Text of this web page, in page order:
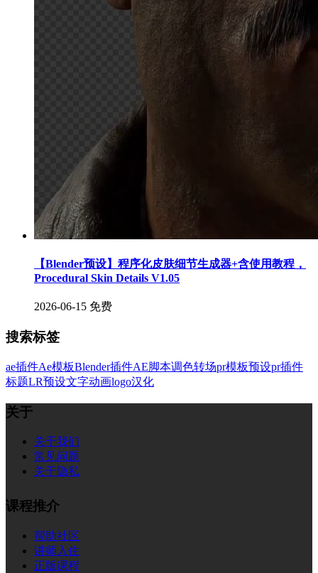
【Blender预设】程序化皮肤细节生成器+含使用教程，
Procedural Skin Details V1.05
2026-06-15 免费
搜索标签
ae插件Ae模板Blender插件AE脚本调色转场pr模板预设pr插件
标题LR预设文字动画logo汉化
关于
关于我们
常见问题
关于隐私
课程推介
帮助社区
讲师入住
正版课程